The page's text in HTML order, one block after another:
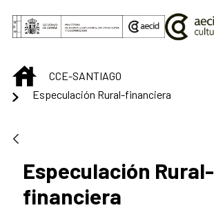
Saltar al contenido principal
INICIOCCE-SANTIAGO
Especulación Rural-financiera
Especulación Rural-
financiera